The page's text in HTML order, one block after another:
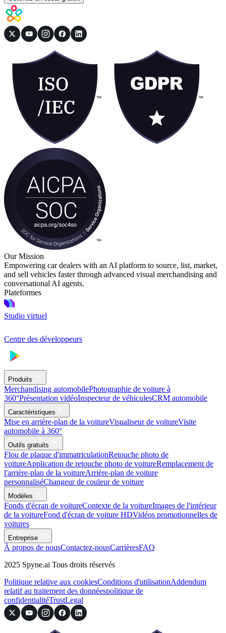
Our Mission
Empowering car dealers with an AI platform to source, list, market,
and sell vehicles faster through advanced visual merchandising and
conversational AI agents.
Plateformes
Studio virtuel
Centre des développeurs
Produits
Merchandising automobilePhotographie de voiture à
360°Présentation vidéoInspecteur de véhiculesCRM automobile
Caractéristiques
Mise en arrière-plan de la voitureVisualiseur de voitureVisite
automobile à 360°
Outils gratuits
Flou de plaque d'immatriculationRetouche photo de
voitureApplication de retouche photo de voitureRemplacement de
l'arrière-plan de la voitureArrière-plan de voiture
personnaliséChangeur de couleur de voiture
Modèles
Fonds d'écran de voitureContexte de la voitureImages de l'intérieur
de la voitureFond d'écran de voiture HDVidéos promotionnelles de
voitures
Entreprise
À propos de nousContactez-nousCarrièresFAQ
2025 Spyne.ai Tous droits réservés
Politique relative aux cookiesConditions d'utilisationAddendum
relatif au traitement des donnéespolitique de
confidentialitéTrustLegal